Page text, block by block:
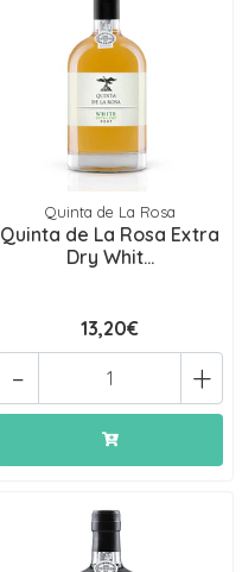
Quinta de La Rosa
Quinta de La Rosa Extra
Dry Whit...
13,20€
+
-